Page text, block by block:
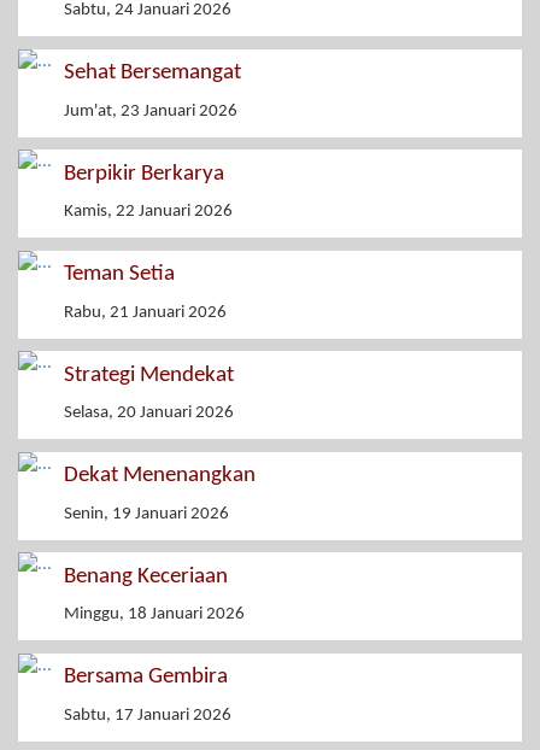
Sabtu, 24 Januari 2026
Sehat Bersemangat
Jum'at, 23 Januari 2026
Berpikir Berkarya
Kamis, 22 Januari 2026
Teman Setia
Rabu, 21 Januari 2026
Strategi Mendekat
Selasa, 20 Januari 2026
Dekat Menenangkan
Senin, 19 Januari 2026
Benang Keceriaan
Minggu, 18 Januari 2026
Bersama Gembira
Sabtu, 17 Januari 2026